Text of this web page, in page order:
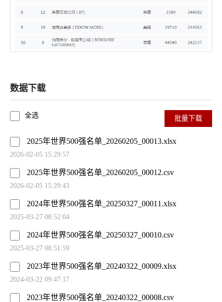
数据下载
全选 批量下载
2025年世界500强名单_20260205_00013.xlsx
2026-02-05 15:29:57
2025年世界500强名单_20260205_00012.csv
2026-02-05 15:29:43
2024年世界500强名单_20250327_00011.xlsx
2025-03-27 08:52:04
2024年世界500强名单_20250327_00010.csv
2025-03-27 08:51:59
2023年世界500强名单_20240322_00009.xlsx
2024-03-22 09:47:17
2023年世界500强名单_20240322_00008.csv